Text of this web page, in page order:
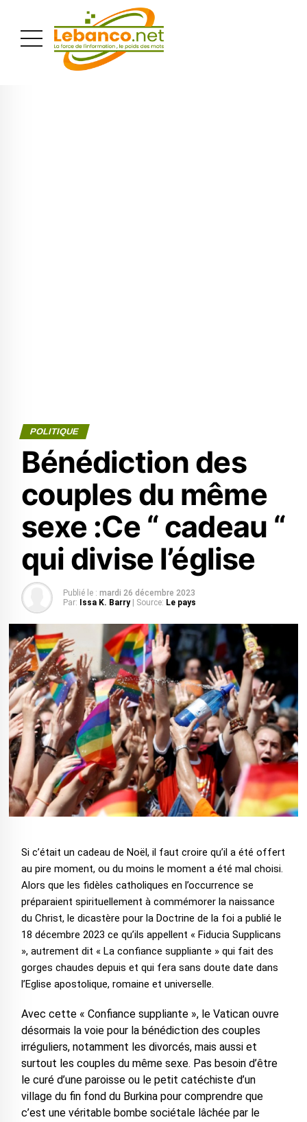
POLITIQUE
Bénédiction des
couples du même
sexe :Ce “ cadeau “
qui divise l’église
Publié le : mardi 26 décembre 2023
Par:
Issa K. Barry | Source: Le pays
Si c’était un cadeau de Noël, il faut croire qu’il a été offert
au pire moment, ou du moins le moment a été mal choisi.
Alors que les fidèles catholiques en l’occurrence se
préparaient spirituellement à commémorer la naissance
du Christ, le dicastère pour la Doctrine de la foi a publié le
18 décembre 2023 ce qu’ils appellent « Fiducia Supplicans
», autrement dit « La confiance suppliante » qui fait des
gorges chaudes depuis et qui fera sans doute date dans
l’Eglise apostolique, romaine et universelle.
Avec cette « Confiance suppliante », le Vatican ouvre
désormais la voie pour la bénédiction des couples
irréguliers, notamment les divorcés, mais aussi et
surtout les couples du même sexe. Pas besoin d’être
le curé d’une paroisse ou le petit catéchiste d’un
village du fin fond du Burkina pour comprendre que
c’est une véritable bombe sociétale lâchée par le